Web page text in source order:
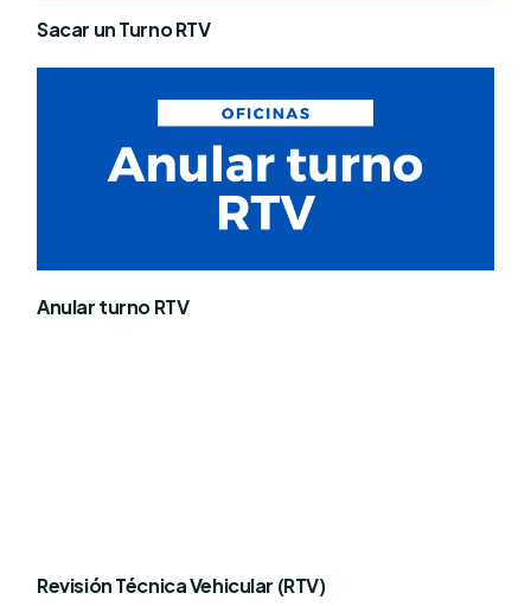
Sacar un Turno RTV
Anular turno RTV
Revisión Técnica Vehicular (RTV)